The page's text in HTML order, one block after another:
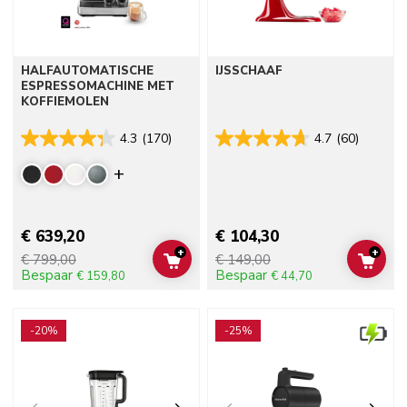
HALFAUTOMATISCHE
ESPRESSOMACHINE MET
KOFFIEMOLEN
4.3 (170)
Display more colors
€ 639,20
€ 799,00
Bespaar € 159,80
ADD TO CART
+
IJSSCHAAF
4.7 (60)
€ 104,30
€ 149,00
Bespaar € 44,70
ADD
+
-20% -25%